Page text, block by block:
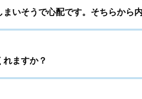
いそうで心配です。そちらから
ますか？